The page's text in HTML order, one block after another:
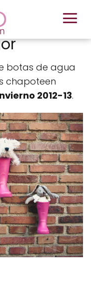
botas de agua
chapoteen
2012-13.